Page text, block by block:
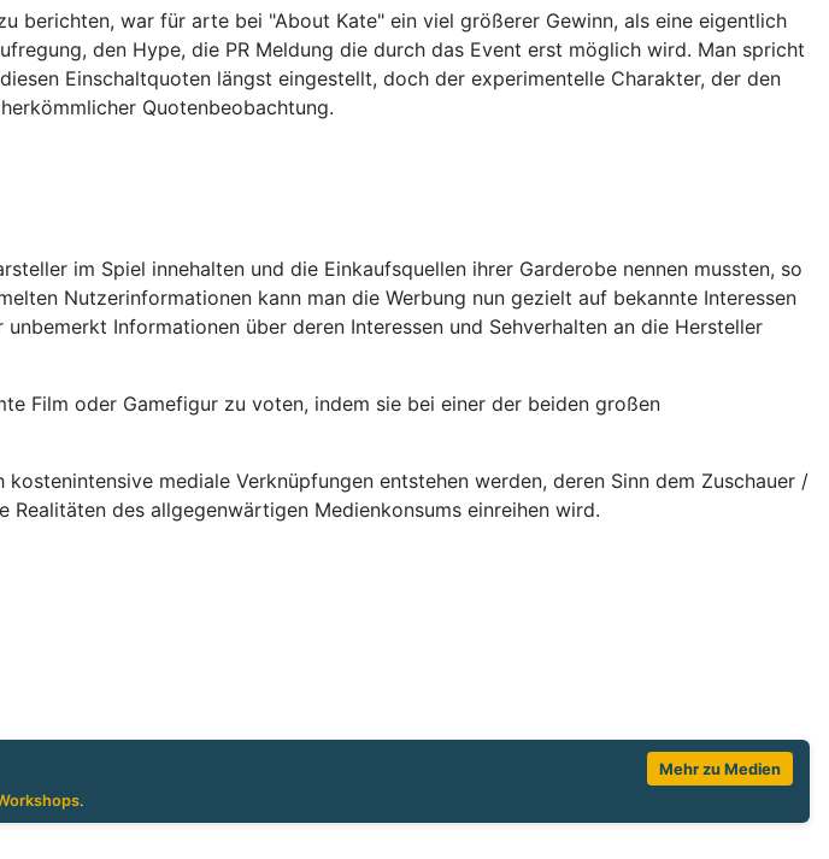
berichten, war für arte bei "About Kate" ein viel größerer Gewinn, als eine eigentlich
den Hype, die PR Meldung die durch das Event erst möglich wird. Man spricht
Einschaltquoten längst eingestellt, doch der experimentelle Charakter, der den
Quotenbeobachtung.
im Spiel innehalten und die Einkaufsquellen ihrer Garderobe nennen mussten, so
Nutzerinformationen kann man die Werbung nun gezielt auf bekannte Interessen
Informationen über deren Interessen und Sehverhalten an die Hersteller
Film oder Gamefigur zu voten, indem sie bei einer der beiden großen
mediale Verknüpfungen entstehen werden, deren Sinn dem Zuschauer /
des allgegenwärtigen Medienkonsums einreihen wird.
Mehr zu Medien
.